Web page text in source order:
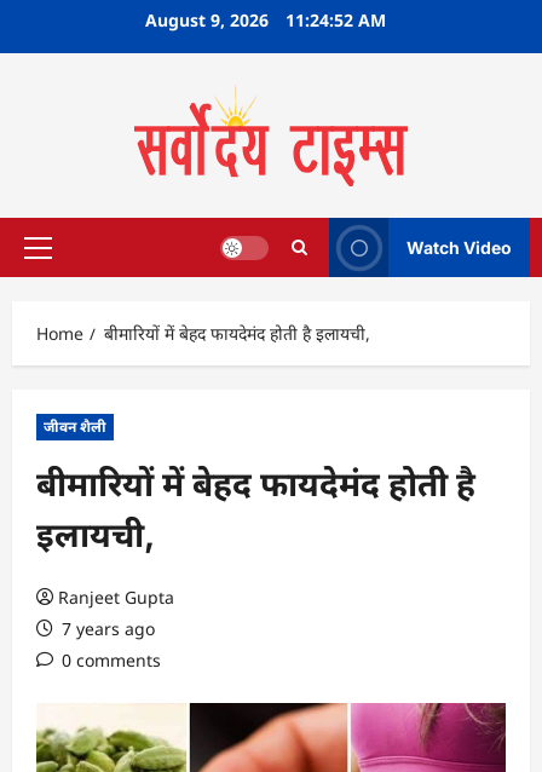
August 9, 2026 11:24:53 AM
Primary
Watch Video
Home बीमारियों में बेहद फायदेमंद होती है इलायची,
जीवन शैली
बीमारियों में बेहद फायदेमंद होती है
इलायची,
Ranjeet Gupta
7 years ago
0 comments